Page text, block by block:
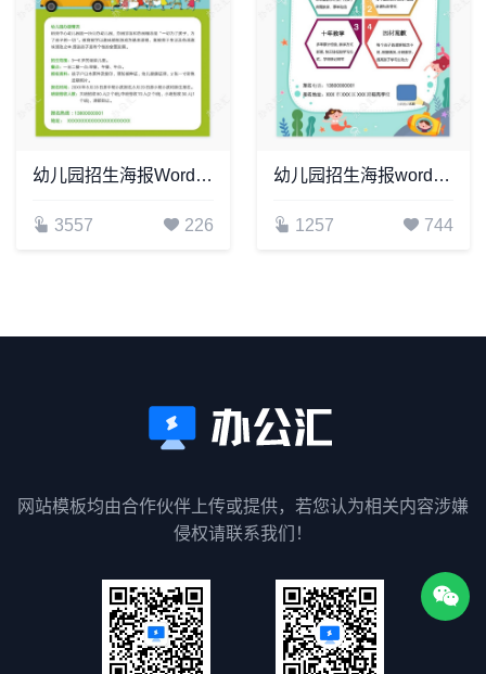
幼儿园招生海报Word模板(2)
3557 226
幼儿园招生海报word模板(6)
1257 744
网站模板均由合作伙伴上传或提供，若您认为相关内容涉嫌
侵权请联系我们！